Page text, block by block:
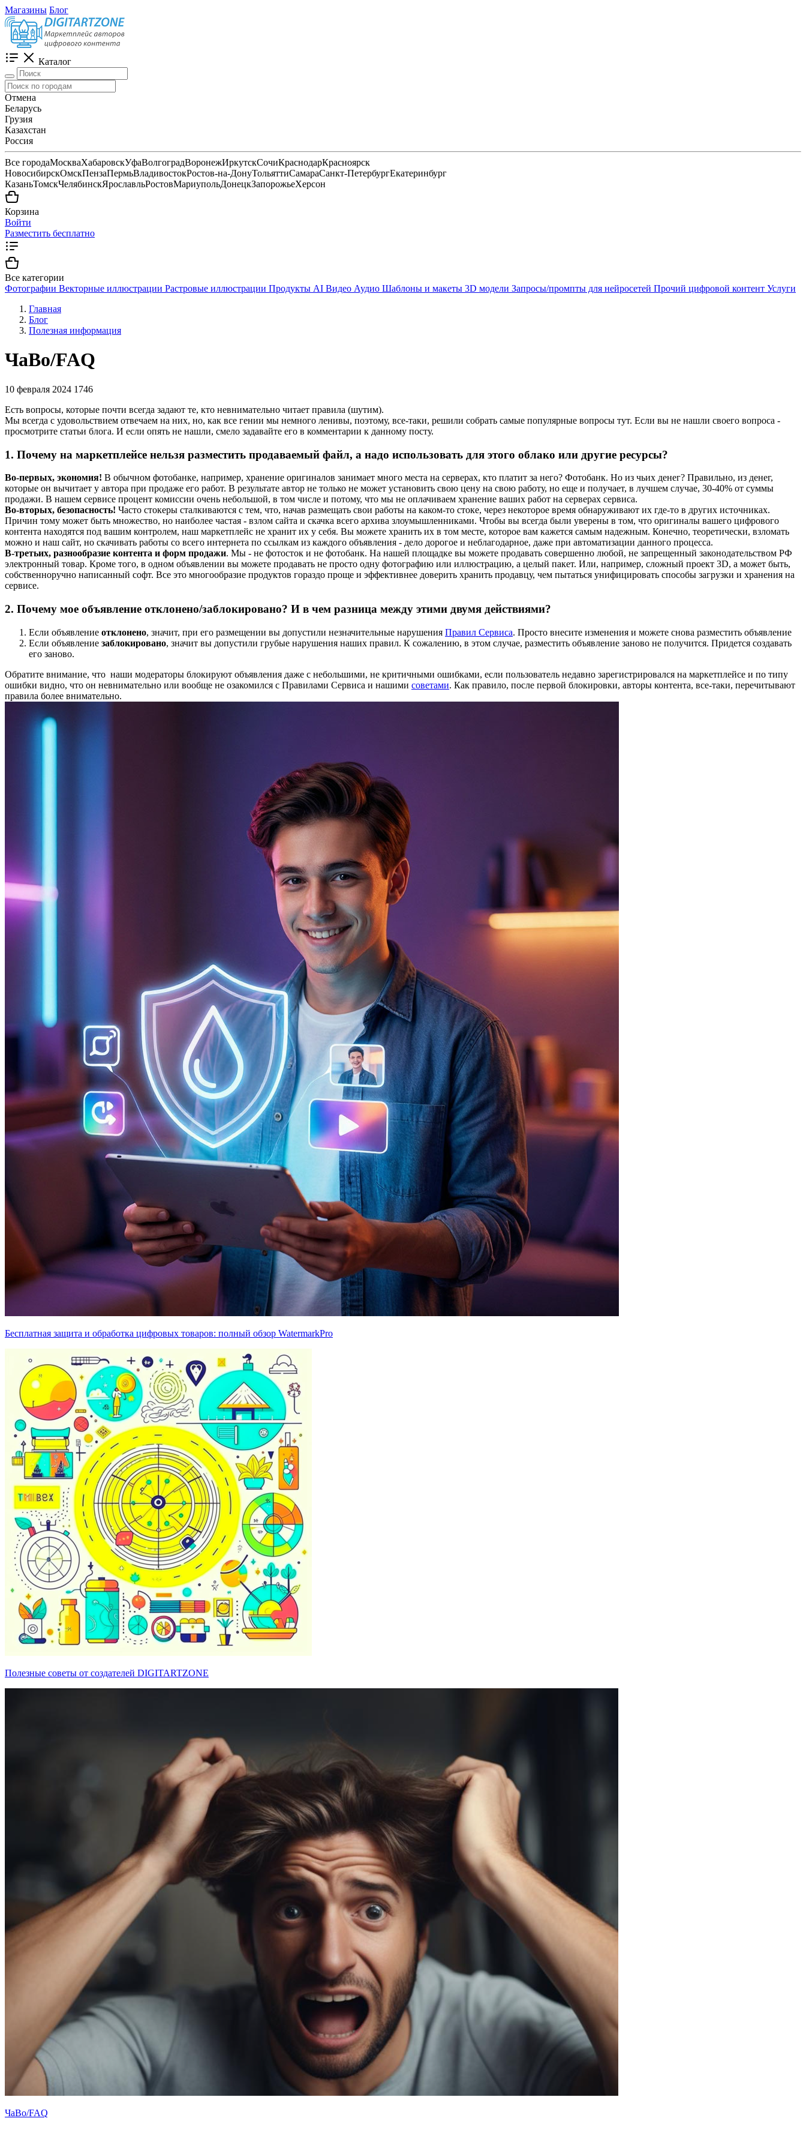
Магазины Блог
Каталог
Отмена
Беларусь
Грузия
Казахстан
Россия
Все городаМоскваХабаровскУфаВолгоградВоронежИркутскСочиКраснодарКрасноярск
НовосибирскОмскПензаПермьВладивостокРостов-на-ДонуТольяттиСамараСанкт-ПетербургЕкатеринбург
КазаньТомскЧелябинскЯрославльРостовМариупольДонецкЗапорожьеХерсон
Корзина
Войти
Разместить бесплатно
Все категории
Фотографии Векторные иллюстрации Растровые иллюстрации Продукты AI Видео Аудио Шаблоны и макеты 3D модели Запросы/промпты для нейросетей Прочий цифровой контент Услуги
Главная
Блог
Полезная информация
ЧаВо/FAQ
10 февраля 2024 1746
Есть вопросы, которые почти всегда задают те, кто невнимательно читает правила (шутим).
Мы всегда с удовольствием отвечаем на них, но, как все гении мы немного ленивы, поэтому, все-таки, решили собрать самые популярные вопросы тут. Если вы не нашли своего вопроса -
просмотрите статьи блога. И если опять не нашли, смело задавайте его в комментарии к данному посту.
1. Почему на маркетплейсе нельзя разместить продаваемый файл, а надо использовать для этого облако или другие ресурсы?
Во-первых, экономия! В обычном фотобанке, например, хранение оригиналов занимает много места на серверах, кто платит за него? Фотобанк. Но из чьих денег? Правильно, из денег,
которые он вычитает у автора при продаже его работ. В результате автор не только не может установить свою цену на свою работу, но еще и получает, в лучшем случае, 30-40% от суммы
продажи. В нашем сервисе процент комиссии очень небольшой, в том числе и потому, что мы не оплачиваем хранение ваших работ на серверах сервиса.
Во-вторых, безопасность! Часто стокеры сталкиваются с тем, что, начав размещать свои работы на каком-то стоке, через некоторое время обнаруживают их где-то в других источниках.
Причин тому может быть множество, но наиболее частая - взлом сайта и скачка всего архива злоумышленниками. Чтобы вы всегда были уверены в том, что оригиналы вашего цифрового
контента находятся под вашим контролем, наш маркетплейс не хранит их у себя. Вы можете хранить их в том месте, которое вам кажется самым надежным. Конечно, теоретически, взломать
можно и наш сайт, но скачивать работы со всего интернета по ссылкам из каждого объявления - дело дорогое и неблагодарное, даже при автоматизации данного процесса.
В-третьих, разнообразие контента и форм продажи. Мы - не фотосток и не фотобанк. На нашей площадке вы можете продавать совершенно любой, не запрещенный законодательством РФ
электронный товар. Кроме того, в одном объявлении вы можете продавать не просто одну фотографию или иллюстрацию, а целый пакет. Или, например, сложный проект 3D, а может быть,
собственноручно написанный софт. Все это многообразие продуктов гораздо проще и эффективнее доверить хранить продавцу, чем пытаться унифицировать способы загрузки и хранения на
сервисе.
2. Почему мое объявление отклонено/заблокировано? И в чем разница между этими двумя действиями?
Если объявление отклонено, значит, при его размещении вы допустили незначительные нарушения Правил Сервиса. Просто внесите изменения и можете снова разместить объявление
Если объявление заблокировано, значит вы допустили грубые нарушения наших правил. К сожалению, в этом случае, разместить объявление заново не получится. Придется создавать
его заново.
Обратите внимание, что наши модераторы блокируют объявления даже с небольшими, не критичными ошибками, если пользователь недавно зарегистрировался на маркетплейсе и по типу
ошибки видно, что он невнимательно или вообще не озакомился с Правилами Сервиса и нашими советами. Как правило, после первой блокировки, авторы контента, все-таки, перечитывают
правила более внимательно.
Бесплатная защита и обработка цифровых товаров: полный обзор WatermarkPro
Полезные советы от создателей DIGITARTZONE
ЧаВо/FAQ